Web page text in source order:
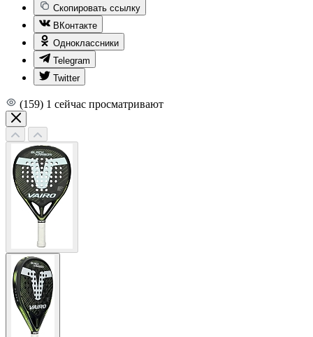
Скопировать ссылку
ВКонтакте
Одноклассники
Telegram
Twitter
(159) 1 сейчас просматривают